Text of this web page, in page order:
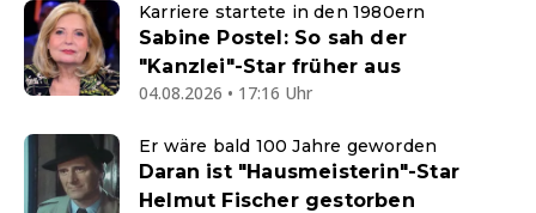
Karriere startete in den 1980ern
Sabine Postel: So sah der
"Kanzlei"-Star früher aus
04.08.2026 • 17:16 Uhr
Er wäre bald 100 Jahre geworden
Daran ist "Hausmeisterin"-Star
Helmut Fischer gestorben